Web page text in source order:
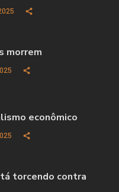
morrem
econômico
torcendo contra